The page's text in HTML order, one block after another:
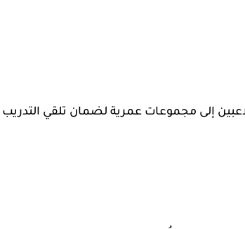
سن 9 و18 عامًا. يتم تقسيم اللاعبين إلى مجموعات عمرية لضمان تلقي التدريب